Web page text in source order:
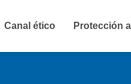
Canal ético Protección